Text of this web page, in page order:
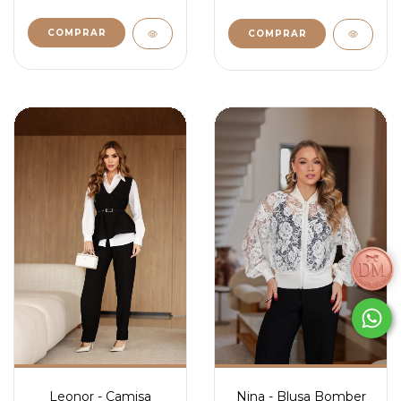
COMPRAR COMPRAR
Leonor - Camisa Nina - Blusa Bomber